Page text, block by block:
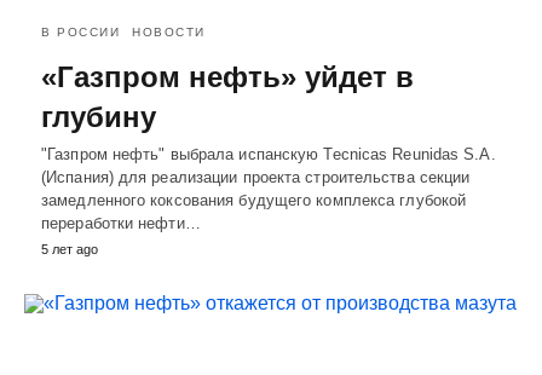
В РОССИИ НОВОСТИ
«Газпром нефть» уйдет в
глубину
"Газпром нефть" выбрала испанскую Tecnicas Reunidas S.A.
(Испания) для реализации проекта строительства секции
замедленного коксования будущего комплекса глубокой
переработки нефти…
5 лет ago